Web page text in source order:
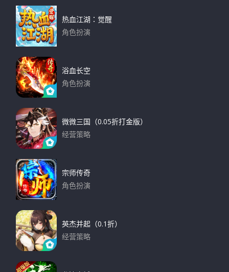
热血江湖：觉醒
角色扮演
浴血长空
角色扮演
微微三国（0.05折打金版）
经营策略
宗师传奇
角色扮演
英杰并起（0.1折）
经营策略